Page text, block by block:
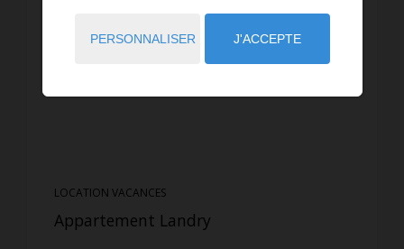
LOCATION VACANCES
Appartement Landry
PERSONNALISER J'ACCEPTE